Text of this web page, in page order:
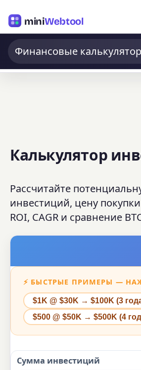
miniWebtool
Финансовые
Калькулятор
Рассчитайте
инвестиций, цену
ROI, CAGR и сравнение
⚡ БЫСТРЫЕ ПРИМЕРЫ —
$1K @ $30K → $100K (3
$500 @ $50K → $500K (4
Сумма инвестиций